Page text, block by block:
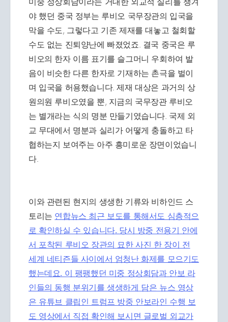
야 했던 중국 정부는 루비오 국무장관의 입국을
막을 수도, 그렇다고 기존 제재를 대놓고 철회할
수도 없는 진퇴양난에 빠졌었죠. 결국 중국은 루
비오의 한자 이름 표기를 슬그머니 우회하여 발
음이 비슷한 다른 한자로 기재하는 촌극을 벌이
며 입국을 허용했습니다. 제재 대상은 과거의 상
원의원 루비오였을 뿐, 지금의 국무장관 루비오
는 별개라는 식의 명분 만들기였습니다. 국제 외
교 무대에서 명분과 실리가 어떻게 충돌하고 타
협하는지 보여주는 아주 흥미로운 장면이었습니
다.
이와 관련된 현지의 생생한 기류와 비하인드 스
토리는 연합뉴스 최근 보도를 통해서도 심층적으
로 확인하실 수 있습니다. 당시 방중 전용기 안에
서 포착된 루비오 장관의 묘한 사진 한 장이 전
세계 네티즌들 사이에서 엄청난 화제를 모으기도
했는데요. 이 팽팽했던 미중 정상회담과 안보 라
인들의 동행 분위기를 생생하게 담은 뉴스 영상
은 유튜브 클립인 트럼프 방중 안보라인 수행 보
도 영상에서 직접 확인해 보시면 글로벌 외교가